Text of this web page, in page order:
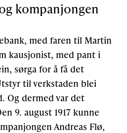
kompanjongen
med faren til Martin
kausjonist, med pant i
sørga for å få det
til verkstaden blei
Og dermed var det
9. august 1917 kunne
Andreas Flø,